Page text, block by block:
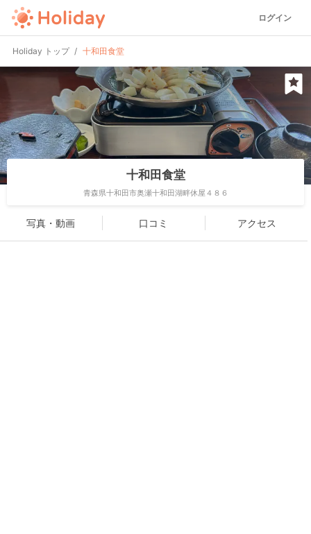
ログイン
Holiday トップ 十和田食堂
十和田食堂
青森県十和田市奥瀬十和田湖畔休屋４８６
写真・動画 口コミ アクセス